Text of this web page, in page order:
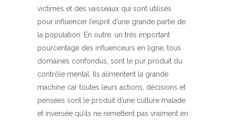
victimes et des vaisseaux qui sont utilisés
pour influencer l’esprit d’une grande partie de
la population. En outre, un très important
pourcentage des influenceurs en ligne, tous
domaines confondus, sont le pur produit du
contrôle mental. Ils alimentent la grande
machine car toutes leurs actions, décisions et
pensées sont le produit d’une culture malade
et inversée qu’ils ne remettent pas vraiment en